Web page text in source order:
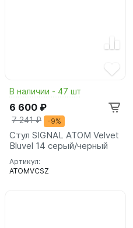
В наличии - 47 шт
6 600 ₽
7 241 ₽ -9%
Стул SIGNAL ATOM Velvet
Bluvel 14 серый/черный
Артикул:
ATOMVCSZ